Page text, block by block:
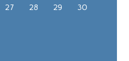
27 28 29
30